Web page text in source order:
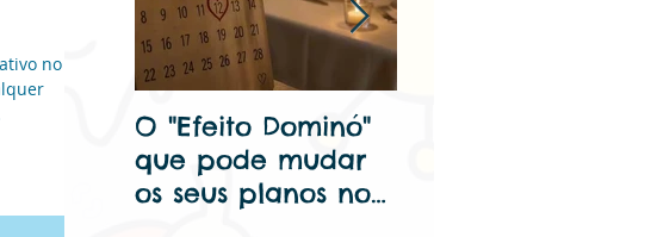
O "Efeito Dominó"
que pode mudar
os seus planos no
no